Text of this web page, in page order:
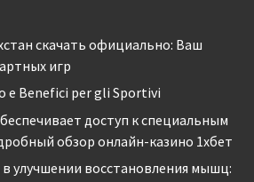
скачать официально: Ваш
игр
e Benefici per gli Sportivi
доступ к специальным
обзор онлайн-казино 1хбет
улучшении восстановления мышц: